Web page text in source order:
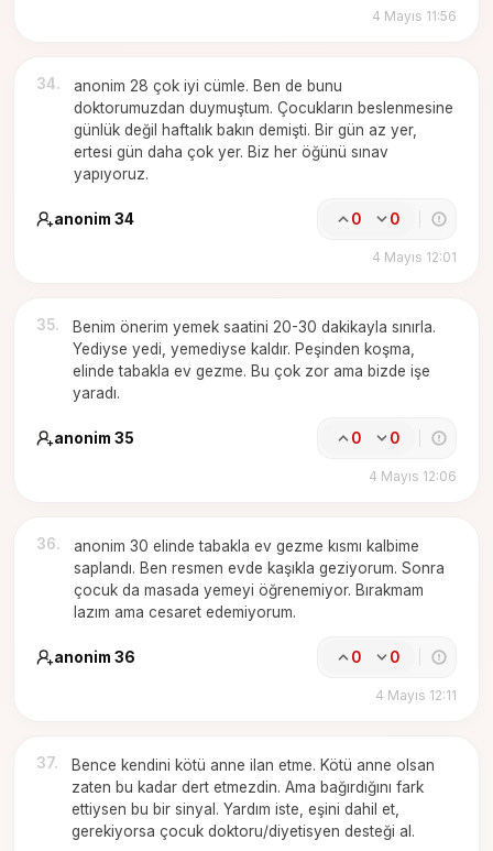
4 Mayıs 11:56
34.
anonim 28 çok iyi cümle. Ben de bunu
doktorumuzdan duymuştum. Çocukların beslenmesine
günlük değil haftalık bakın demişti. Bir gün az yer,
ertesi gün daha çok yer. Biz her öğünü sınav
yapıyoruz.
anonim 34 0 0
4 Mayıs 12:01
35.
Benim önerim yemek saatini 20-30 dakikayla sınırla.
Yediyse yedi, yemediyse kaldır. Peşinden koşma,
elinde tabakla ev gezme. Bu çok zor ama bizde işe
yaradı.
anonim 35 0 0
4 Mayıs 12:06
36.
anonim 30 elinde tabakla ev gezme kısmı kalbime
saplandı. Ben resmen evde kaşıkla geziyorum. Sonra
çocuk da masada yemeyi öğrenemiyor. Bırakmam
lazım ama cesaret edemiyorum.
anonim 36 0 0
4 Mayıs 12:11
37.
Bence kendini kötü anne ilan etme. Kötü anne olsan
zaten bu kadar dert etmezdin. Ama bağırdığını fark
ettiysen bu bir sinyal. Yardım iste, eşini dahil et,
gerekiyorsa çocuk doktoru/diyetisyen desteği al.